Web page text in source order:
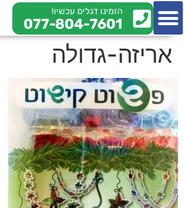
הזמינו דגלים עכשיו!
077-804-7601
אריזה-גדולה